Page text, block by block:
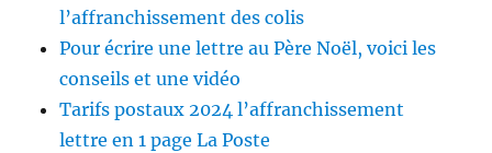
l’affranchissement des colis
Pour écrire une lettre au Père Noël, voici les
conseils et une vidéo
Tarifs postaux 2024 l’affranchissement
lettre en 1 page La Poste